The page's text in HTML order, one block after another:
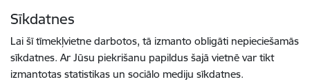
Sīkdatnes
Lai šī tīmekļvietne darbotos, tā izmanto obligāti nepieciešamās
sīkdatnes. Ar Jūsu piekrišanu papildus šajā vietnē var tikt
izmantotas statistikas un sociālo mediju sīkdatnes.